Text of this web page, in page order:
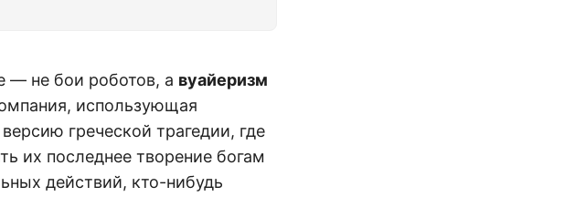
— не бои роботов, а вуайеризм
использующая
греческой трагедии, где
их последнее творение богам
действий, кто-нибудь